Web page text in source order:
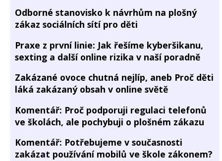
Odborné stanovisko k návrhům na plošný
zákaz sociálních sítí pro děti
Praxe z první linie: Jak řešíme kyberšikanu,
sexting a další online rizika v naší poradně
Zakázané ovoce chutná nejlíp, aneb Proč děti
láká zakázaný obsah v online světě
Komentář: Proč podporuji regulaci telefonů
ve školách, ale pochybuji o plošném zákazu
Komentář: Potřebujeme v současnosti
zakázat používání mobilů ve škole zákonem?